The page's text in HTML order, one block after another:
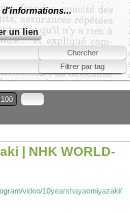
d'informations...
un lien
100
| NHK WORLD-
video/10yearshayaomiyazaki/